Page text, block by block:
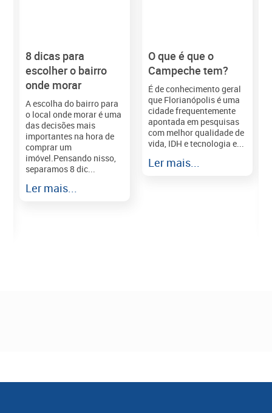
8 dicas para
escolher o bairro
onde morar
A escolha do bairro para
o local onde morar é uma
das decisões mais
importantes na hora de
comprar um
imóvel.Pensando nisso,
separamos 8 dic...
Ler mais...
O que é que o
Campeche tem?
É de conhecimento geral
que Florianópolis é uma
cidade frequentemente
apontada em pesquisas
com melhor qualidade de
vida, IDH e tecnologia e...
Ler mais...